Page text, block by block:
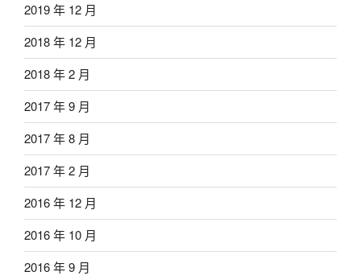
2019 年 12 月
2018 年 12 月
2018 年 2 月
2017 年 9 月
2017 年 8 月
2017 年 2 月
2016 年 12 月
2016 年 10 月
2016 年 9 月